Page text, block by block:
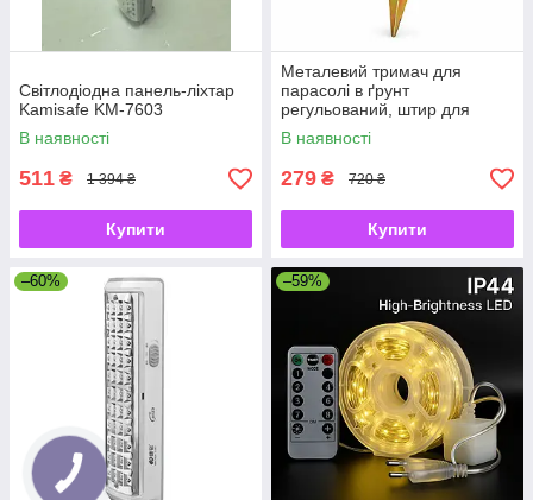
Світлодіодна панель-ліхтар
Kamisafe KM-7603
В наявності
511 ₴ 1 394 ₴
Купити
Металевий тримач для
парасолі в ґрунт
регульований, штир для
садової парасолі з
фіксатором
В наявності
279 ₴ 720 ₴
Купити
–60% –59%